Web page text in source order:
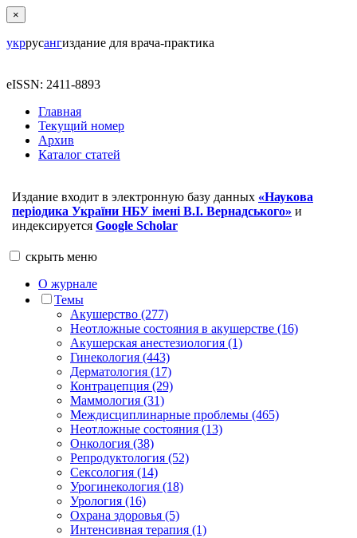
×
укррусангиздание для врача-практика
eISSN: 2411-8893
Главная
Текущий номер
Архив
Каталог статей
Издание входит в электронную базу данных «Наукова
періодика України НБУ імені В.І. Вернадського» и
индексируется Google Scholar
скрыть меню
О журнале
Темы
Акушерство (277)
Неотложные состояния в акушерстве (16)
Акушерская анестезиология (1)
Гинекология (443)
Дерматология (17)
Контрацепция (29)
Маммология (31)
Междисциплинарные проблемы (465)
Неотложные состояния (13)
Онкология (38)
Репродуктология (52)
Сексология (14)
Урогинекология (18)
Урология (16)
Охрана здоровья (5)
Интенсивная терапия (1)